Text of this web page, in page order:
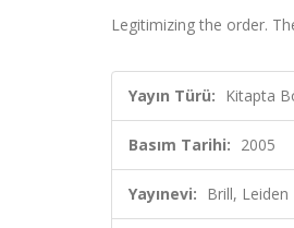
Legitimizing the order.
Yayın Türü: Kitapta
Basım Tarihi: 2005
Yayınevi: Brill, Leiden